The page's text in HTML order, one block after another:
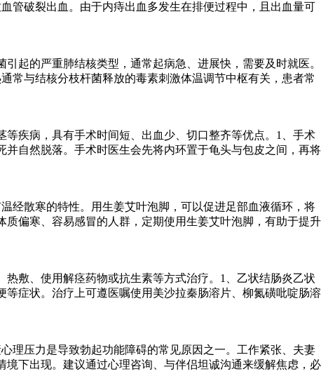
管破裂出血。由于内痔出血多发生在排便过程中，且出血量可
起的严重肺结核类型，通常起病急、进展快，需要及时就医。
常与结核分枝杆菌释放的毒素刺激体温调节中枢有关，患者常
疾病，具有手术时间短、出血少、切口整齐等优点。1、手术
自然脱落。手术时医生会先将内环置于龟头与包皮之间，再将
经散寒的特性。用生姜艾叶泡脚，可以促进足部血液循环，将
偏寒、容易感冒的人群，定期使用生姜艾叶泡脚，有助于提升
敷、使用解痉药物或抗生素等方式治疗。1、乙状结肠炎乙状
症状。治疗上可遵医嘱使用美沙拉秦肠溶片、柳氮磺吡啶肠溶
理压力是导致勃起功能障碍的常见原因之一。工作紧张、夫妻
下出现。建议通过心理咨询、与伴侣坦诚沟通来缓解焦虑，必